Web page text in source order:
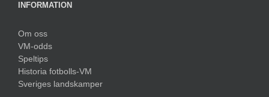
INFORMATION
Om oss
VM-odds
Speltips
Historia fotbolls-VM
Sveriges landskamper